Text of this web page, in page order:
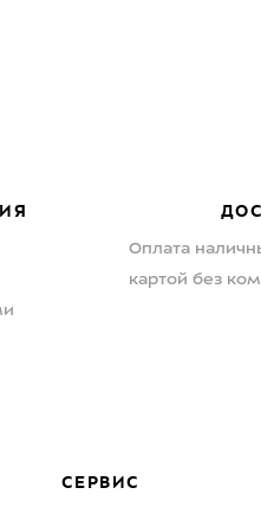
Оплата
картой без
СЕРВИС